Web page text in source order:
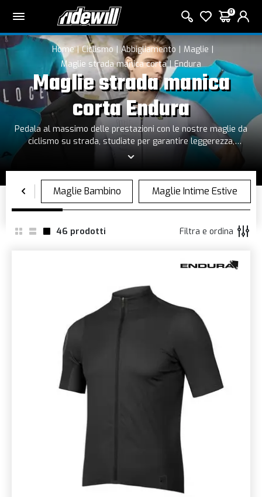
0
Home Ciclismo Abbigliamento
Maglie
Maglie strada manica corta
Endura
Maglie strada manica
corta Endura
Pedala al massimo delle prestazioni con le nostre maglie da
ciclismo su strada, studiate per garantire leggerezza,
traspirabilità e aerodinamicità. Realizzate con tessuti tecnici
ridurre l’attrito con l’aria e migliorare l’efficienza della
pedalata. Perfette per uscite su lunghe distanze o gare,
combinano design ergonomico, comfort e stile. Scopri la
nostra selezione e scegli la maglia ideale per le tue
avventure su strada!
46 prodotti Filtra e ordina